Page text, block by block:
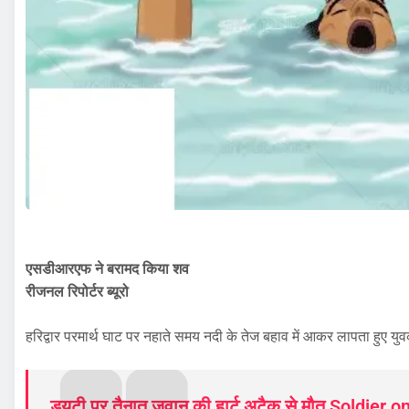
एसडीआरएफ ने बरामद किया शव
रीजनल रिपोर्टर ब्यूरो
हरिद्वार परमार्थ घाट पर नहाते समय नदी के तेज बहाव में आकर लापता हुए